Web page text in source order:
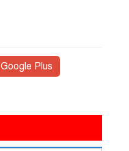
Google Plus